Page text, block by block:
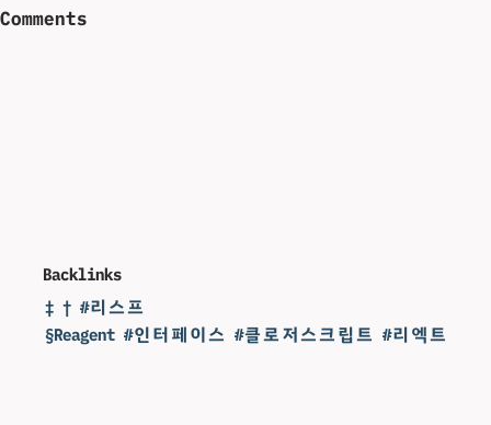
Comments
Backlinks
‡ † #리스프
§Reagent #인터페이스 #클로저스크립트 #리엑트